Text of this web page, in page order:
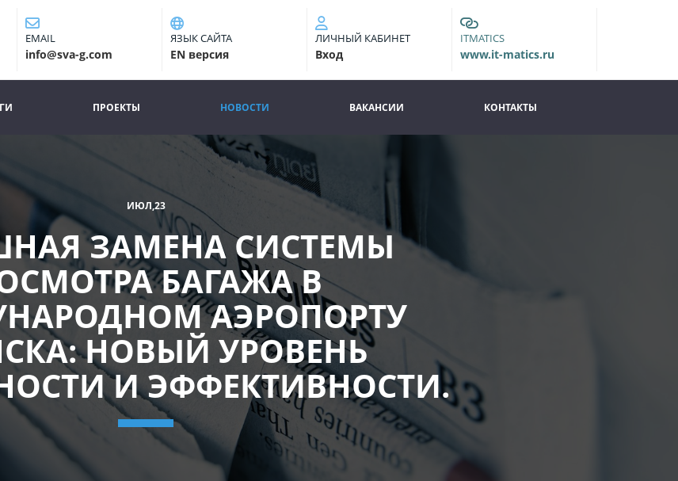
EMAIL
info@sva-g.com
ЯЗЫК САЙТА
EN версия
ЛИЧНЫЙ КАБИНЕТ
Вход
ITMATICS
www.it-matics.ru
ПРОЕКТЫ
НОВОСТИ
ВАКАНСИИ КОНТАКТЫ
ИЮЛ,23
ЗАМЕНА СИСТЕМЫ
БАГАЖА В
АЭРОПОРТУ
НОВЫЙ УРОВЕНЬ
И ЭФФЕКТИВНОСТИ.